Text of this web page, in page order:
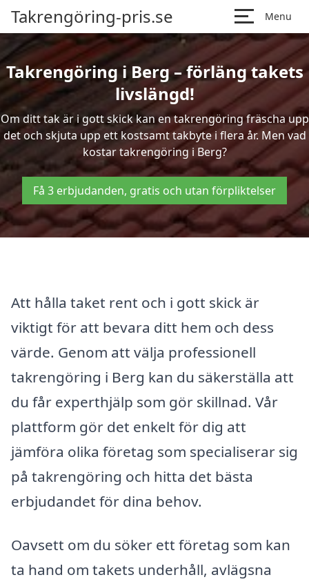
Takrengöring-pris.se Menu
Takrengöring i Berg – förläng takets
livslängd!
Om ditt tak är i gott skick kan en takrengöring fräscha upp
det och skjuta upp ett kostsamt takbyte i flera år. Men vad
kostar takrengöring i Berg?
Få 3 erbjudanden, gratis och utan förpliktelser
Att hålla taket rent och i gott skick är
viktigt för att bevara ditt hem och dess
värde. Genom att välja professionell
takrengöring i Berg kan du säkerställa att
du får experthjälp som gör skillnad. Vår
plattform gör det enkelt för dig att
jämföra olika företag som specialiserar sig
på takrengöring och hitta det bästa
erbjudandet för dina behov.
Oavsett om du söker ett företag som kan
ta hand om takets underhåll, avlägsna